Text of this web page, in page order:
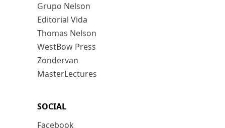
Grupo Nelson
Editorial Vida
Thomas Nelson
WestBow Press
Zondervan
MasterLectures
SOCIAL
Facebook